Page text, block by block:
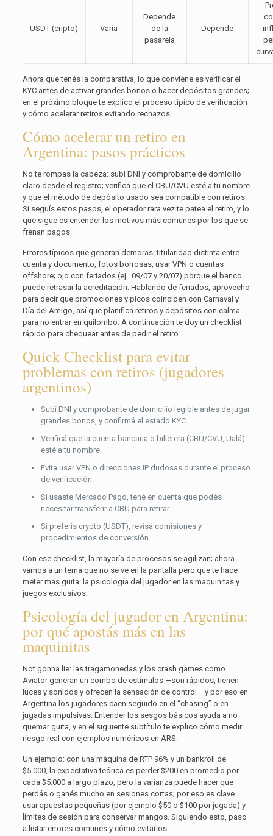
USDT (cripto) Varía
Depende
de la
pasarela
Depende
Ahora que tenés la comparativa, lo que conviene es verificar el
KYC antes de activar grandes bonos o hacer depósitos grandes;
en el próximo bloque te explico el proceso típico de verificación
y cómo acelerar retiros evitando rechazos.
Cómo acelerar un retiro en
Argentina: pasos prácticos
No te rompas la cabeza: subí DNI y comprobante de domicilio
claro desde el registro; verificá que el CBU/CVU esté a tu nombre
y que el método de depósito usado sea compatible con retiros.
Si seguís estos pasos, el operador rara vez te patea el retiro, y lo
que sigue es entender los motivos más comunes por los que se
frenan pagos.
Errores típicos que generan demoras: titularidad distinta entre
cuenta y documento, fotos borrosas, usar VPN o cuentas
offshore; ojo con feriados (ej.: 09/07 y 20/07) porque el banco
puede retrasar la acreditación. Hablando de feriados, aprovecho
para decir que promociones y picos coinciden con Carnaval y
Día del Amigo, así que planificá retiros y depósitos con calma
para no entrar en quilombo. A continuación te doy un checklist
rápido para chequear antes de pedir el retiro.
Quick Checklist para evitar
problemas con retiros (jugadores
argentinos)
Subí DNI y comprobante de domicilio legible antes de jugar
grandes bonos, y confirmá el estado KYC.
Verificá que la cuenta bancaria o billetera (CBU/CVU, Ualá)
esté a tu nombre.
Evita usar VPN o direcciones IP dudosas durante el proceso
de verificación.
Si usaste Mercado Pago, tené en cuenta que podés
necesitar transferir a CBU para retirar.
Si preferís crypto (USDT), revisá comisiones y
procedimientos de conversión.
Con ese checklist, la mayoría de procesos se agilizan; ahora
vamos a un tema que no se ve en la pantalla pero que te hace
meter más guita: la psicología del jugador en las maquinitas y
juegos exclusivos.
Psicología del jugador en Argentina:
por qué apostás más en las
maquinitas
Not gonna lie: las tragamonedas y los crash games como
Aviator generan un combo de estímulos —son rápidos, tienen
luces y sonidos y ofrecen la sensación de control— y por eso en
Argentina los jugadores caen seguido en el “chasing” o en
jugadas impulsivas. Entender los sesgos básicos ayuda a no
quemar guita, y en el siguiente subtítulo te explico cómo medir
riesgo real con ejemplos numéricos en ARS.
Un ejemplo: con una máquina de RTP 96% y un bankroll de
$5.000, la expectativa teórica es perder $200 en promedio por
cada $5.000 a largo plazo, pero la varianza puede hacer que
perdás o ganés mucho en sesiones cortas; por eso es clave
usar apuestas pequeñas (por ejemplo $50 o $100 por jugada) y
límites de sesión para conservar mangos. Siguiendo esto, paso
a listar errores comunes y cómo evitarlos.